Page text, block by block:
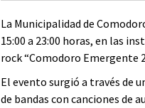
La Municipalidad de
15:00 a 23:00 horas, en las
rock “Comodoro Emergente
El evento surgió a través de
de bandas con canciones de